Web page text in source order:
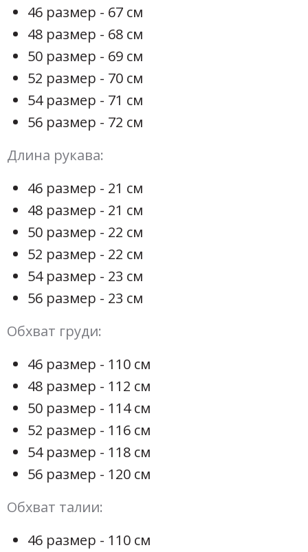
46 размер - 67 см
48 размер - 68 см
50 размер - 69 см
52 размер - 70 см
54 размер - 71 см
56 размер - 72 см
Длина рукава:
46 размер - 21 см
48 размер - 21 см
50 размер - 22 см
52 размер - 22 см
54 размер - 23 см
56 размер - 23 см
Обхват груди:
46 размер - 110 см
48 размер - 112 см
50 размер - 114 см
52 размер - 116 см
54 размер - 118 см
56 размер - 120 см
Обхват талии:
46 размер - 110 см